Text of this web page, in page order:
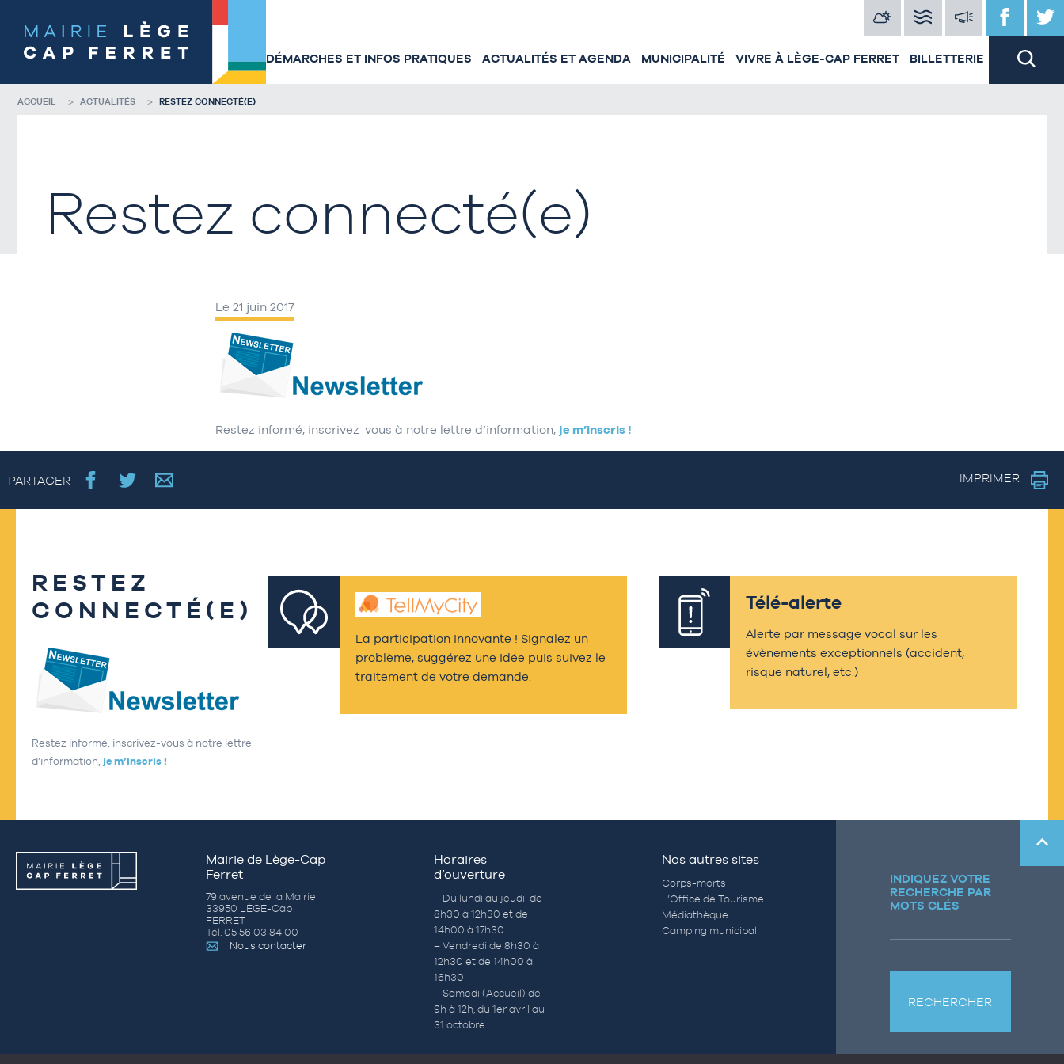
contenu
page
DÉMARCHES ET INFOS PRATIQUES ACTUALITÉS ET AGENDA MUNICIPALITÉ VIVRE À LÈGE-CAP FERRET BILLETTERIE
ACCUEIL ACTUALITÉS RESTEZ CONNECTÉ(E)
Restez connecté(e)
Le 21 juin 2017
Restez informé, inscrivez-vous à notre lettre d’information, je m’inscris !
PARTAGER IMPRIMER
RESTEZ
CONNECTÉ(E)
Restez informé, inscrivez-vous à notre lettre
d’information, je m’inscris !
La participation innovante ! Signalez un
problème, suggérez une idée puis suivez le
traitement de votre demande.
Télé-alerte
Alerte par message vocal sur les
évènements exceptionnels (accident,
risque naturel, etc.)
Mairie de Lège-Cap
Ferret
79 avenue de la Mairie
33950 LÈGE-Cap
FERRET
Tél. 05 56 03 84 00
Nous contacter
Horaires
d’ouverture
– Du lundi au jeudi de
8h30 à 12h30 et de
14h00 à 17h30
– Vendredi de 8h30 à
12h30 et de 14h00 à
16h30
– Samedi (Accueil) de
9h à 12h, du 1er avril au
31 octobre.
Nos autres sites
Corps-morts
L’Office de Tourisme
Médiathèque
Camping municipal
INDIQUEZ VOTRE
RECHERCHE PAR
MOTS CLÉS
RECHERCHER